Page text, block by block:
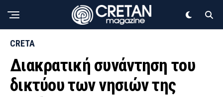
CRETA
Διακρατική συνάντηση του
δικτύου των νησιών της